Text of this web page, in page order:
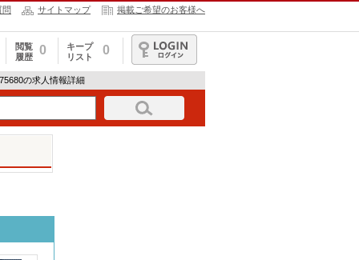
問 サイトマップ 掲載ご希望のお客様へ
閲覧
履歴
0
キープ
リスト
0
ログイン
の求人情報詳細